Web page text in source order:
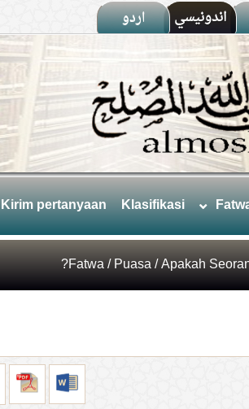
اندونيسي اردو
Klasifikasi
Kirim pertanyaan
Fatwa/Puasa/ Apakah